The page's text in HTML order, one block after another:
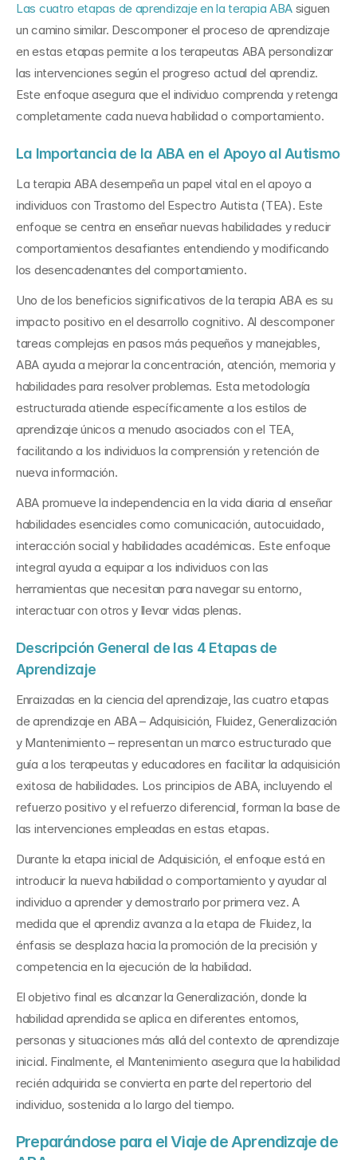
Las cuatro etapas de aprendizaje en la terapia ABA siguen
un camino similar. Descomponer el proceso de aprendizaje
en estas etapas permite a los terapeutas ABA personalizar
las intervenciones según el progreso actual del aprendiz.
Este enfoque asegura que el individuo comprenda y retenga
completamente cada nueva habilidad o comportamiento.
La Importancia de la ABA en el Apoyo al Autismo
La terapia ABA desempeña un papel vital en el apoyo a
individuos con Trastorno del Espectro Autista (TEA). Este
enfoque se centra en enseñar nuevas habilidades y reducir
comportamientos desafiantes entendiendo y modificando
los desencadenantes del comportamiento.
Uno de los beneficios significativos de la terapia ABA es su
impacto positivo en el desarrollo cognitivo. Al descomponer
tareas complejas en pasos más pequeños y manejables,
ABA ayuda a mejorar la concentración, atención, memoria y
habilidades para resolver problemas. Esta metodología
estructurada atiende específicamente a los estilos de
aprendizaje únicos a menudo asociados con el TEA,
facilitando a los individuos la comprensión y retención de
nueva información.
ABA promueve la independencia en la vida diaria al enseñar
habilidades esenciales como comunicación, autocuidado,
interacción social y habilidades académicas. Este enfoque
integral ayuda a equipar a los individuos con las
herramientas que necesitan para navegar su entorno,
interactuar con otros y llevar vidas plenas.
Descripción General de las 4 Etapas de
Aprendizaje
Enraizadas en la ciencia del aprendizaje, las cuatro etapas
de aprendizaje en ABA – Adquisición, Fluidez, Generalización
y Mantenimiento – representan un marco estructurado que
guía a los terapeutas y educadores en facilitar la adquisición
exitosa de habilidades. Los principios de ABA, incluyendo el
refuerzo positivo y el refuerzo diferencial, forman la base de
las intervenciones empleadas en estas etapas.
Durante la etapa inicial de Adquisición, el enfoque está en
introducir la nueva habilidad o comportamiento y ayudar al
individuo a aprender y demostrarlo por primera vez. A
medida que el aprendiz avanza a la etapa de Fluidez, la
énfasis se desplaza hacia la promoción de la precisión y
competencia en la ejecución de la habilidad.
El objetivo final es alcanzar la Generalización, donde la
habilidad aprendida se aplica en diferentes entornos,
personas y situaciones más allá del contexto de aprendizaje
inicial. Finalmente, el Mantenimiento asegura que la habilidad
recién adquirida se convierta en parte del repertorio del
individuo, sostenida a lo largo del tiempo.
Preparándose para el Viaje de Aprendizaje de